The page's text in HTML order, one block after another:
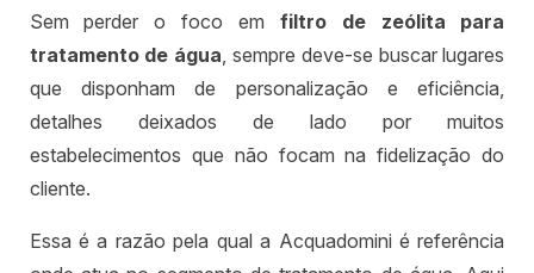
Sem perder o foco em filtro de zeólita para
tratamento de água, sempre deve-se buscar lugares
que disponham de personalização e eficiência,
detalhes deixados de lado por muitos
estabelecimentos que não focam na fidelização do
cliente.
Essa é a razão pela qual a Acquadomini é referência